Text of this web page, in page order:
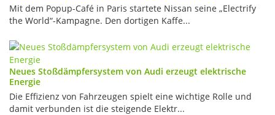
Mit dem Popup-Café in Paris startete Nissan seine „Electrify
the World“-Kampagne. Den dortigen Kaffe...
Neues Stoßdämpfersystem von Audi erzeugt elektrische
Energie
Die Effizienz von Fahrzeugen spielt eine wichtige Rolle und
damit verbunden ist die steigende Elektr...